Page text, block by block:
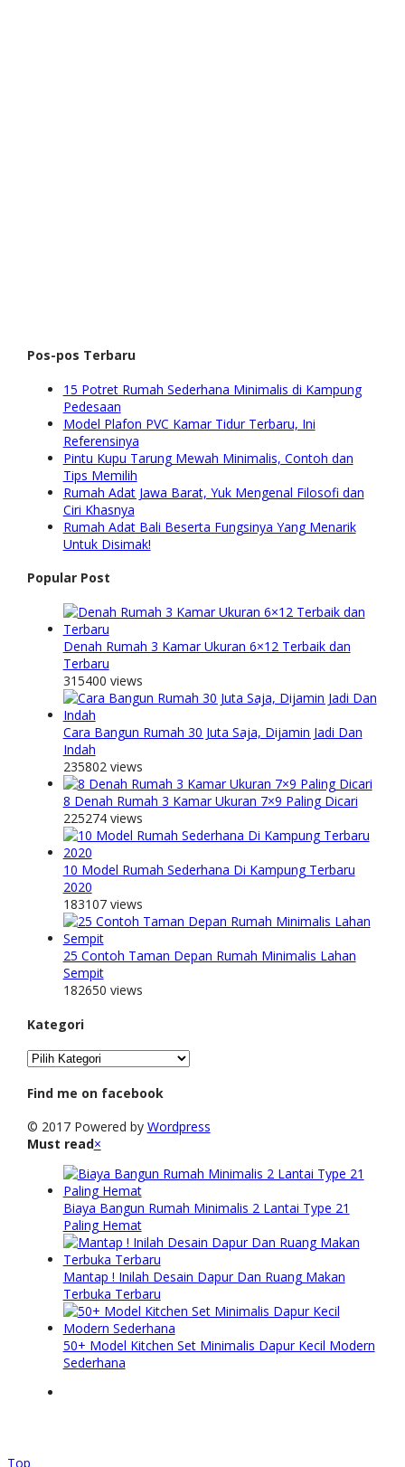
Pos-pos Terbaru
15 Potret Rumah Sederhana Minimalis di Kampung
Pedesaan
Model Plafon PVC Kamar Tidur Terbaru, Ini
Referensinya
Pintu Kupu Tarung Mewah Minimalis, Contoh dan
Tips Memilih
Rumah Adat Jawa Barat, Yuk Mengenal Filosofi dan
Ciri Khasnya
Rumah Adat Bali Beserta Fungsinya Yang Menarik
Untuk Disimak!
Popular Post
Denah Rumah 3 Kamar Ukuran 6×12 Terbaik dan
Terbaru
315400 views
Cara Bangun Rumah 30 Juta Saja, Dijamin Jadi Dan
Indah
235802 views
8 Denah Rumah 3 Kamar Ukuran 7×9 Paling Dicari
225274 views
10 Model Rumah Sederhana Di Kampung Terbaru
2020
183107 views
25 Contoh Taman Depan Rumah Minimalis Lahan
Sempit
182650 views
Kategori
Kategori
Find me on facebook
© 2017 Powered by Wordpress
Must read×
Biaya Bangun Rumah Minimalis 2 Lantai Type 21
Paling Hemat
Mantap ! Inilah Desain Dapur Dan Ruang Makan
Terbuka Terbaru
50+ Model Kitchen Set Minimalis Dapur Kecil Modern
Sederhana
Top